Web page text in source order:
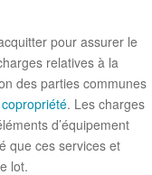
pour assurer le
relatives à la
des parties communes
. Les charges
d’équipement
que ces services et
lot.